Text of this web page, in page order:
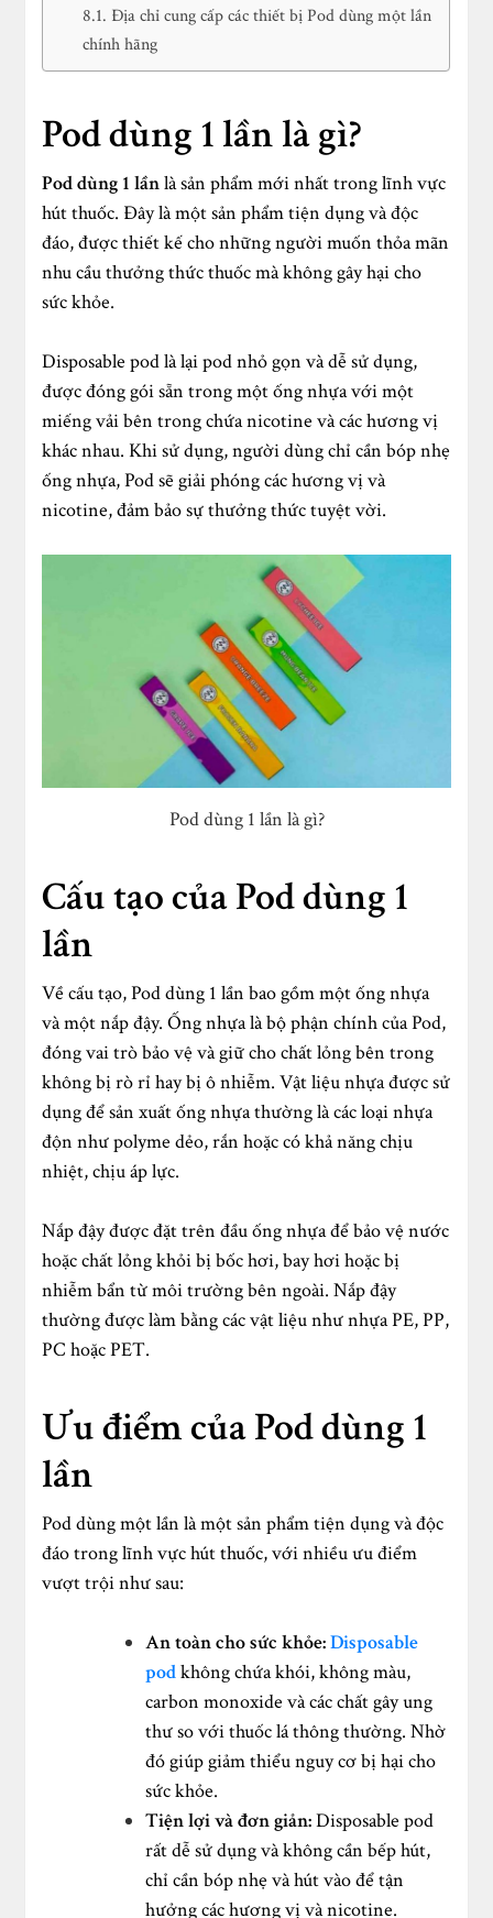
Địa chỉ cung cấp các thiết bị Pod dùng một lần
chính hãng
Pod dùng 1 lần là gì?
Pod dùng 1 lầnlà sản phẩm mới nhất trong lĩnh vực
hút thuốc. Đây là một sản phẩm tiện dụng và độc
đáo, được thiết kế cho những người muốn thỏa mãn
nhu cầu thưởng thức thuốc mà không gây hại cho
sức khỏe.
Disposable pod là lại pod nhỏ gọn và dễ sử dụng,
được đóng gói sẵn trong một ống nhựa với một
miếng vải bên trong chứa nicotine và các hương vị
khác nhau. Khi sử dụng, người dùng chỉ cần bóp nhẹ
ống nhựa, Pod sẽ giải phóng các hương vị và
nicotine, đảm bảo sự thưởng thức tuyệt vời.
Pod dùng 1 lần là gì?
Cấu tạo của Pod dùng 1
lần
Về cấu tạo, Pod dùng 1 lần bao gồm một ống nhựa
và một nắp đậy. Ống nhựa là bộ phận chính của Pod,
đóng vai trò bảo vệ và giữ cho chất lỏng bên trong
không bị rò rỉ hay bị ô nhiễm. Vật liệu nhựa được sử
dụng để sản xuất ống nhựa thường là các loại nhựa
độn như polyme dẻo, rắn hoặc có khả năng chịu
nhiệt, chịu áp lực.
Nắp đậy được đặt trên đầu ống nhựa để bảo vệ nước
hoặc chất lỏng khỏi bị bốc hơi, bay hơi hoặc bị
nhiễm bẩn từ môi trường bên ngoài. Nắp đậy
thường được làm bằng các vật liệu như nhựa PE, PP,
PC hoặc PET.
Ưu điểm của Pod dùng 1
lần
Pod dùng một lần là một sản phẩm tiện dụng và độc
đáo trong lĩnh vực hút thuốc, với nhiều ưu điểm
vượt trội như sau:
An toàn cho sức khỏe:Disposable
podkhông chứa khói, không màu,
carbon monoxide và các chất gây ung
thư so với thuốc lá thông thường. Nhờ
đó giúp giảm thiểu nguy cơ bị hại cho
sức khỏe.
Tiện lợi và đơn giản:Disposable pod
rất dễ sử dụng và không cần bếp hút,
chỉ cần bóp nhẹ và hút vào để tận
hưởng các hương vị và nicotine.